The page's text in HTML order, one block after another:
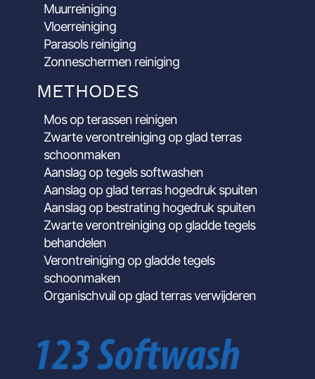
Muurreiniging
Vloerreiniging
Parasols reiniging
Zonneschermen reiniging
METHODES
Mos op terassen reinigen
Zwarte verontreiniging op glad terras
schoonmaken
Aanslag op tegels softwashen
Aanslag op glad terras hogedruk spuiten
Aanslag op bestrating hogedruk spuiten
Zwarte verontreiniging op gladde tegels
behandelen
Verontreiniging op gladde tegels
schoonmaken
Organischvuil op glad terras verwijderen